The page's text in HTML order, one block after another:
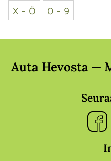
X - Ö 0 - 9
Auta Hevosta —